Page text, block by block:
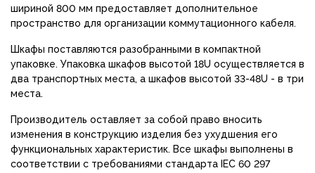
шириной 800 мм предоставляет дополнительное
пространство для организации коммутационного кабеля.
Шкафы поставляются разобранными в компактной
упаковке. Упаковка шкафов высотой 18U осуществляется в
два транспортных места, а шкафов высотой 33-48U - в три
места.
Производитель оставляет за собой право вносить
изменения в конструкцию изделия без ухудшения его
функциональных характеристик. Все шкафы выполнены в
соответствии с требованиями стандарта IEC 60 297